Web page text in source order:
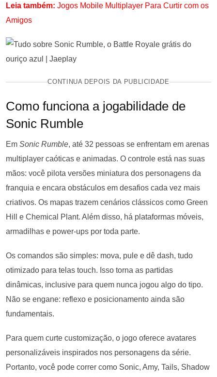
Leia também: Jogos Mobile Multiplayer Para Curtir com os
Amigos
CONTINUA DEPOIS DA PUBLICIDADE
Como funciona a jogabilidade de
Sonic Rumble
Em Sonic Rumble, até 32 pessoas se enfrentam em arenas
multiplayer caóticas e animadas. O controle está nas suas
mãos: você pilota versões miniatura dos personagens da
franquia e encara obstáculos em desafios cada vez mais
criativos. Os mapas trazem cenários clássicos como Green
Hill e Chemical Plant. Além disso, há plataformas móveis,
armadilhas e power-ups por toda parte.
Os comandos são simples: mova, pule e dê dash, tudo
otimizado para telas touch. Isso torna as partidas
dinâmicas, inclusive para quem nunca jogou algo do tipo.
Não se engane: reflexo e posicionamento ainda são
fundamentais.
Para quem curte customização, o jogo oferece avatares
personalizáveis inspirados nos personagens da série.
Portanto, você pode correr como Sonic, Amy, Tails, Shadow